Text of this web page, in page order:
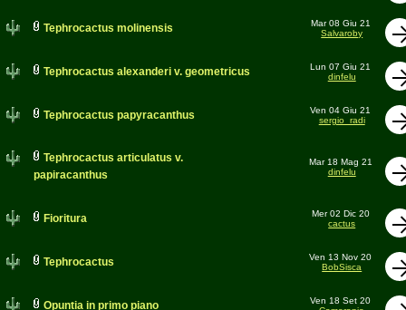
Tephrocactus molinensis
Mar 08 Giu 21
Salvaroby
Tephrocactus alexanderi v. geometricus
Lun 07 Giu 21
dinfelu
Tephrocactus papyracanthus
Ven 04 Giu 21
sergio_radi
Tephrocactus articulatus v.
papiracanthus
Mar 18 Mag 21
dinfelu
Fioritura
Mer 02 Dic 20
cactus
Tephrocactus
Ven 13 Nov 20
BobSisca
Opuntia in primo piano
Ven 18 Set 20